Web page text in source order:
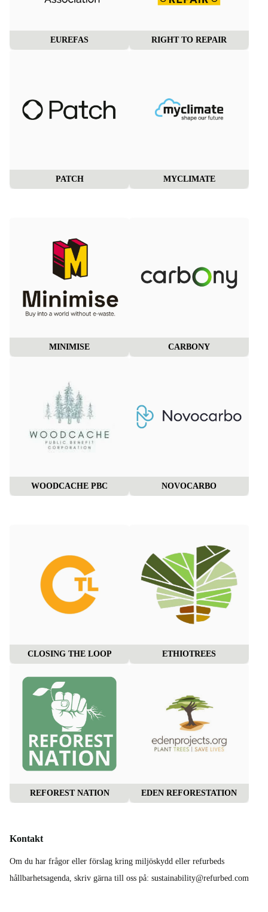
EUREFAS RIGHT TO REPAIR
PATCH MYCLIMATE
MINIMISE CARBONY
WOODCACHE PBC NOVOCARBO
CLOSING THE LOOP ETHIOTREES
REFOREST NATION EDEN REFORESTATION
Kontakt
Om du har frågor eller förslag kring miljöskydd eller refurbeds
hållbarhetsagenda, skriv gärna till oss på: sustainability@refurbed.com